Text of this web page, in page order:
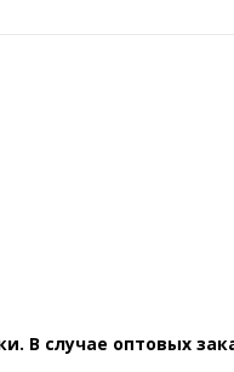
В случае оптовых